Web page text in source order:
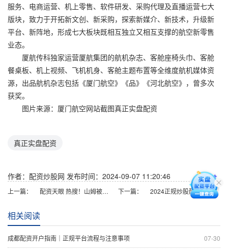
服务、电商运营、机上零售、软件研发、采购代理及直播运营七大
版块，致力于开拓新文创、新采购，探索新媒介、新技术，升级新
平台、新阵地，形成七大板块既相互独立又相互支撑的航空新零售
业态。
厦航传科独家运营厦航集团的航机杂志、客舱座椅头巾、客舱
餐桌板、机上视频、飞机机身、客舱主题布置等全维度航机媒体资
源，出品航机杂志包括《厦门航空》《品》《河北航空》，曾多次
获奖。
图片来源：厦门航空网站截图真正实盘配资
真正实盘配资
作者：配资炒股网 发布时间：2024-09-07 11:20:46
上一篇： 配资天眼 热搜！山姆被曝盒装牛奶盒上有虫卵 鲜肉月饼吃出牙齿！回应来了 下一篇： 2024正规炒股配资 见证历史！国泰君安、海通证券两大头部券商宣布合并
相关阅读
07-30
成都配资开户指南｜正规平台流程与注意事项